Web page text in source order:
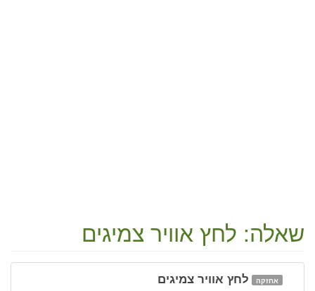
שאלה: לחץ אוויר צמיגים
אחזקה לחץ אוויר צמיגים